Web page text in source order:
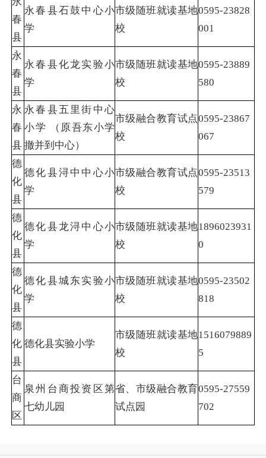
春
县
永春县石鼓中心小
学
市级随班就读基地
校
0595-23828
001
永
春
县
永春县化龙实验小
学
市级随班就读基地
校
0595-23889
580
永
春
县
永春县五里街中心
小学 （原吾东小学
撤并到中心）
市级融合教育试点
校
0595-23867
067
德
化
县
德化县浔中中心小
学
市级融合教育试点
校
0595-23513
579
德
化
县
德化县龙浔中心小
学
市级随班就读基地
校
1896023931
0
德
化
县
德化县城东实验小
学
市级随班就读基地
校
0595-23502
818
德
化
县
德化县实验小学
市级随班就读基地
校
1516079889
5
台
商
区
泉州台商投资区第
七幼儿园
省、市级融合教育
试点园
0595-27559
702